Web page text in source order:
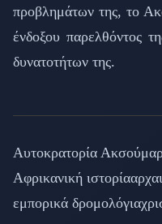
προβλημάτων της, το
ένδοξου παρελθόντος
δυνατοτήτων της.
Αυτοκρατορία Ακσούμ
Αφρικανική ιστορία
εμπορικά δρομολόγια